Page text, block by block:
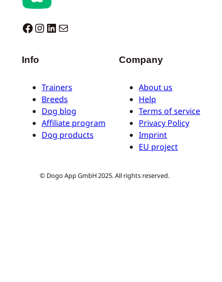
Dogo facebook InstagramLinkedIn Mail
Info
Trainers
Breeds
Dog blog
Affiliate program
Dog products
Company
About us
Help
Terms of service
Privacy Policy
Imprint
EU project
© Dogo App GmbH 2025. All rights reserved.